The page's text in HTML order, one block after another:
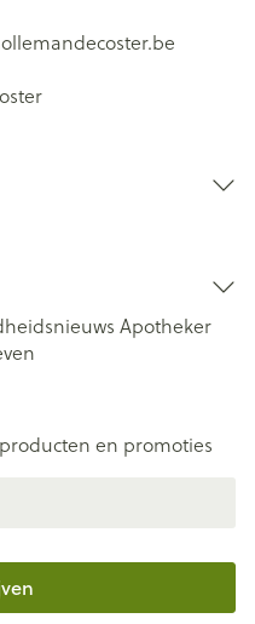
Apotheker
en promoties